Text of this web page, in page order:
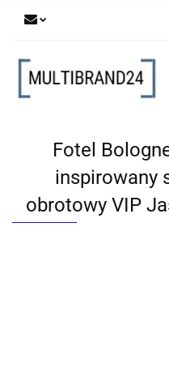
Fotel
inspirowany
obrotowy VIP